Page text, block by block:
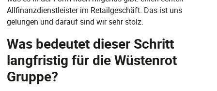
Allfinanzdienstleister im Retailgeschäft. Das ist uns
gelungen und darauf sind wir sehr stolz.
Was bedeutet dieser Schritt
langfristig für die Wüstenrot
Gruppe?